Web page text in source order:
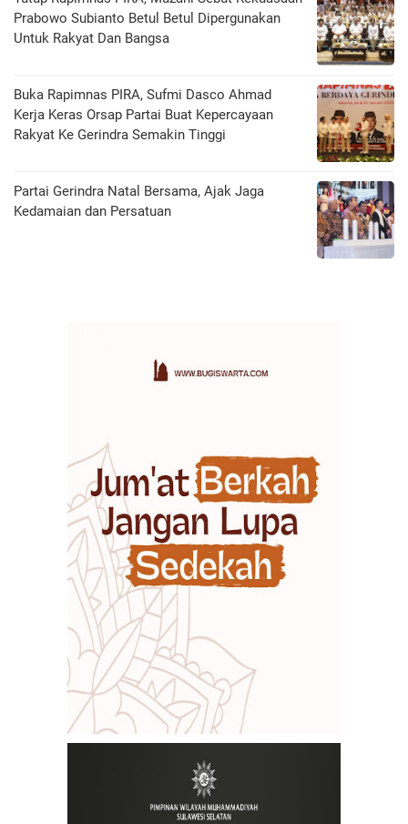
Prabowo Subianto Betul Betul Dipergunakan
Untuk Rakyat Dan Bangsa
Buka Rapimnas PIRA, Sufmi Dasco Ahmad
Kerja Keras Orsap Partai Buat Kepercayaan
Rakyat Ke Gerindra Semakin Tinggi
Partai Gerindra Natal Bersama, Ajak Jaga
Kedamaian dan Persatuan